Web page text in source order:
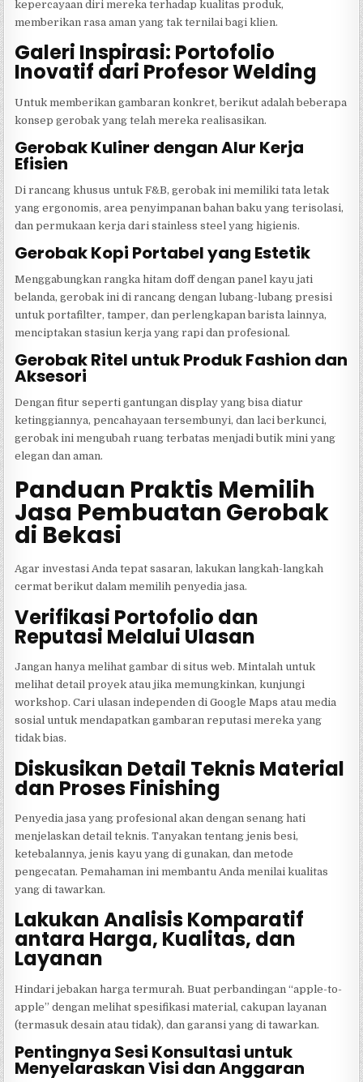
kepercayaan diri mereka terhadap kualitas produk,
memberikan rasa aman yang tak ternilai bagi klien.
Galeri Inspirasi: Portofolio
Inovatif dari Profesor Welding
Untuk memberikan gambaran konkret, berikut adalah beberapa
konsep gerobak yang telah mereka realisasikan.
Gerobak Kuliner dengan Alur Kerja
Efisien
Di rancang khusus untuk F&B, gerobak ini memiliki tata letak
yang ergonomis, area penyimpanan bahan baku yang terisolasi,
dan permukaan kerja dari stainless steel yang higienis.
Gerobak Kopi Portabel yang Estetik
Menggabungkan rangka hitam doff dengan panel kayu jati
belanda, gerobak ini di rancang dengan lubang-lubang presisi
untuk portafilter, tamper, dan perlengkapan barista lainnya,
menciptakan stasiun kerja yang rapi dan profesional.
Gerobak Ritel untuk Produk Fashion dan
Aksesori
Dengan fitur seperti gantungan display yang bisa diatur
ketinggiannya, pencahayaan tersembunyi, dan laci berkunci,
gerobak ini mengubah ruang terbatas menjadi butik mini yang
elegan dan aman.
Panduan Praktis Memilih
Jasa Pembuatan Gerobak
di Bekasi
Agar investasi Anda tepat sasaran, lakukan langkah-langkah
cermat berikut dalam memilih penyedia jasa.
Verifikasi Portofolio dan
Reputasi Melalui Ulasan
Jangan hanya melihat gambar di situs web. Mintalah untuk
melihat detail proyek atau jika memungkinkan, kunjungi
workshop. Cari ulasan independen di Google Maps atau media
sosial untuk mendapatkan gambaran reputasi mereka yang
tidak bias.
Diskusikan Detail Teknis Material
dan Proses Finishing
Penyedia jasa yang profesional akan dengan senang hati
menjelaskan detail teknis. Tanyakan tentang jenis besi,
ketebalannya, jenis kayu yang di gunakan, dan metode
pengecatan. Pemahaman ini membantu Anda menilai kualitas
yang di tawarkan.
Lakukan Analisis Komparatif
antara Harga, Kualitas, dan
Layanan
Hindari jebakan harga termurah. Buat perbandingan “apple-to-
apple” dengan melihat spesifikasi material, cakupan layanan
(termasuk desain atau tidak), dan garansi yang di tawarkan.
Pentingnya Sesi Konsultasi untuk
Menyelaraskan Visi dan Anggaran